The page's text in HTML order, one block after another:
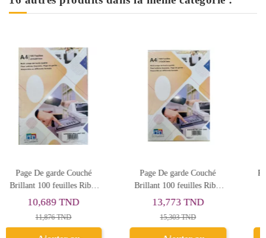
Page De garde Bristol 100
feuilles Ribat A4 250G
23,487 TND
Papier de Présentation
KODAK Couché Brillant
Double Face A4 300g
25,447 TND